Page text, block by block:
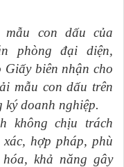
con dấu của
phòng đại diện,
biên nhận cho
mẫu con dấu trên
ký doanh nghiệp.
không chịu trách
hợp pháp, phù
khả năng gây